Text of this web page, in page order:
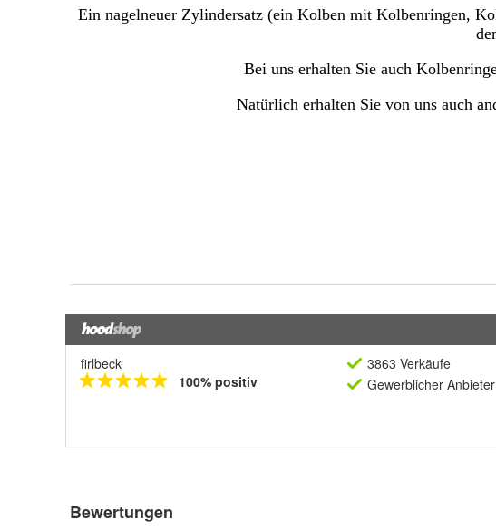
firlbeck
100% positiv
3863 Verkäufe
Gewerblicher Anbieter
Bewertungen